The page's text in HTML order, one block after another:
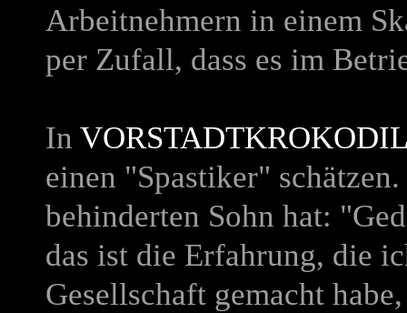
Arbeitnehmern in einem
per Zufall, dass es im
In
einen "Spastiker"
behinderten Sohn hat:
das ist die Erfahrung, die
Gesellschaft gemacht